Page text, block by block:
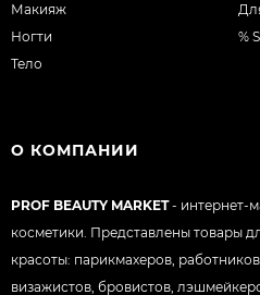
Макияж
Ногти
Тело
%
О КОМПАНИИ
PROF BEAUTY MARKET- интернет-
косметики. Представлены товары
красоты: парикмахеров,
визажистов, бровистов,